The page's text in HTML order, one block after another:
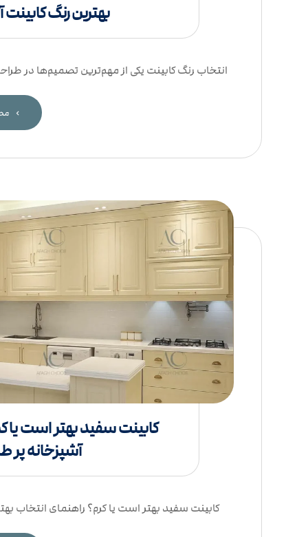
بهترین رنگ کابینت
انتخاب رنگ کابینت یکی از مهم‌ترین تصمیم‌ها در
کابینت سفید بهتر است یا
آشپزخانه پر
کابینت سفید بهتر است یا کرم؟ راهنمای انتخاب